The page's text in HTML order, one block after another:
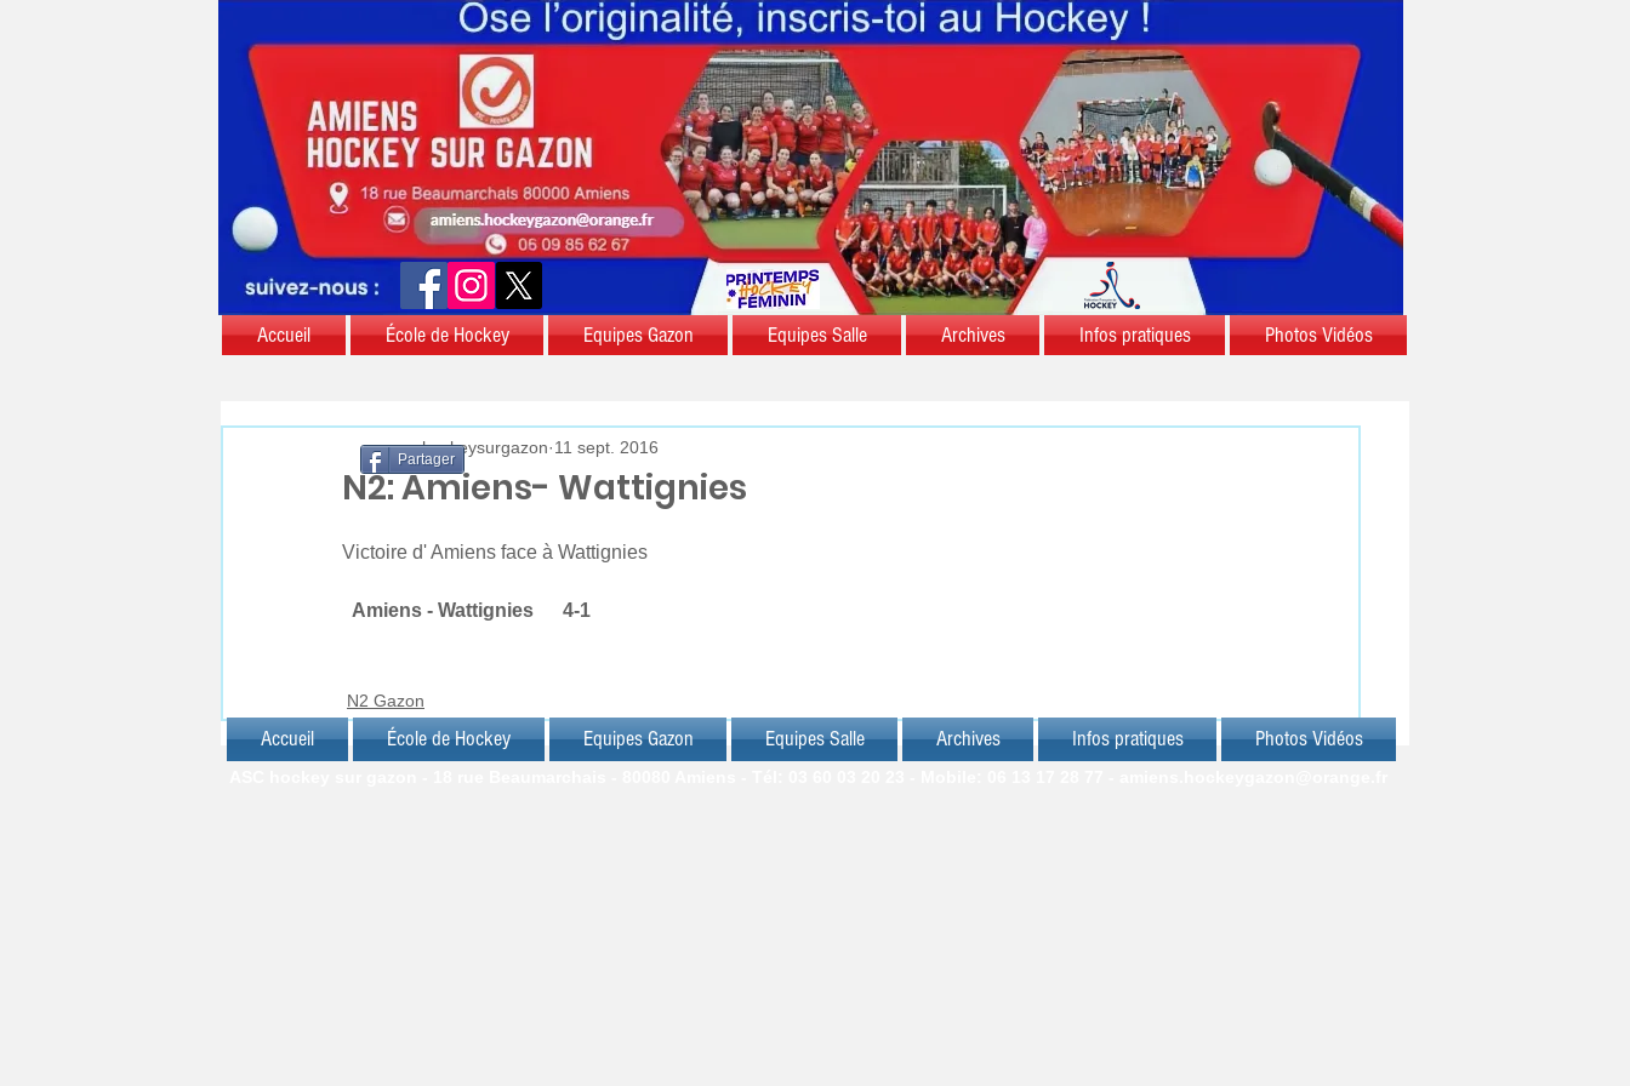
Accueil École de Hockey Equipes Gazon Equipes Salle Archives Infos pratiques Photos Vidéos
N2: Amiens- Wattignies
aschockeysurgazon 11 sept. 2016
Victoire d' Amiens face à Wattignies
  Amiens - Wattignies      4-1
N2 Gazon
Partager
Accueil École de Hockey Equipes Gazon Equipes Salle Archives Infos pratiques Photos Vidéos